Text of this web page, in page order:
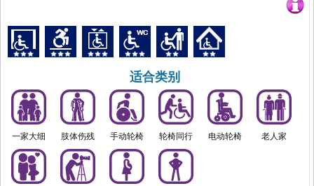
适合类别
一家大细 肢体伤残 手动轮椅 轮椅同行 电动轮椅 老人家